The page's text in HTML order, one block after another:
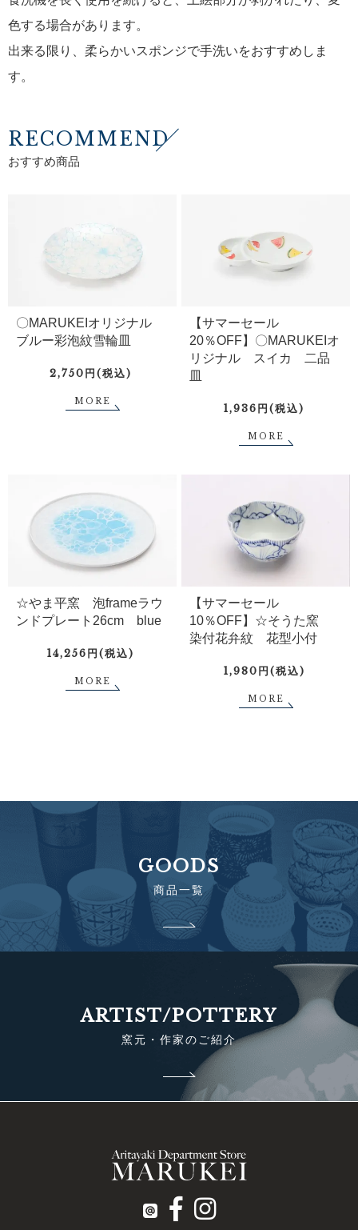
色する場合があります。
出来る限り、柔らかいスポンジで手洗いをおすすめしま
す。
RECOMMEND
おすすめ商品
〇MARUKEIオリジナル
ブルー彩泡紋雪輪皿
2,750円(税込)
MORE
【サマーセール
20％OFF】〇MARUKEIオ
リジナル スイカ 二品
皿
1,936円(税込)
MORE
☆やま平窯 泡frameラウ
ンドプレート26cm blue
14,256円(税込)
MORE
【サマーセール
10％OFF】☆そうた窯
染付花弁紋 花型小付
1,980円(税込)
MORE
GOODS
商品一覧
ARTIST/POTTERY
窯元・作家のご紹介